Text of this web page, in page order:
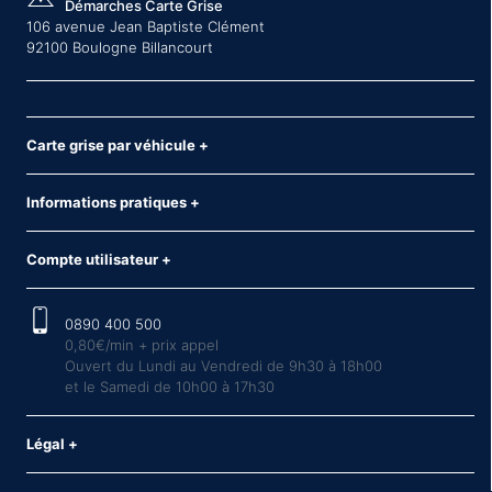
Démarches Carte Grise
106 avenue Jean Baptiste Clément
92100 Boulogne Billancourt
Carte grise par véhicule +
Informations pratiques +
Compte utilisateur +
0890 400 500
0,80€/min + prix appel
Ouvert du Lundi au Vendredi de 9h30 à 18h00
et le Samedi de 10h00 à 17h30
Légal +